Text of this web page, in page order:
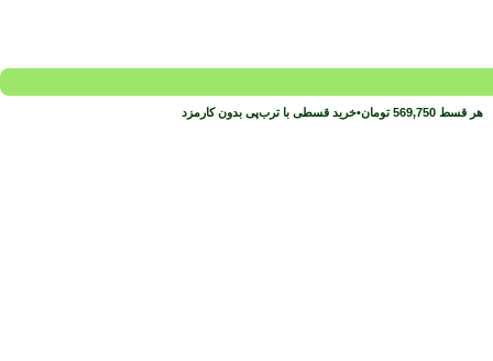
هر قسط 569,750 تومان•خرید قسطی با ترب‌پی بدون کارمزد